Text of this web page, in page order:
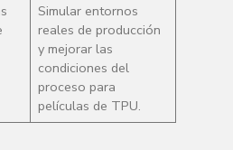
Simular entornos
reales de producción
y mejorar las
condiciones del
proceso para
películas de TPU.